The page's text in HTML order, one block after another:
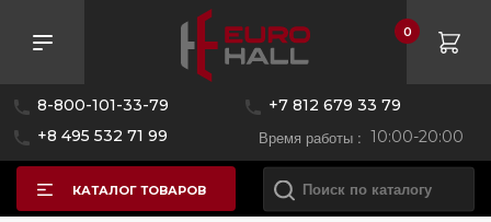
8-800-101-33-79
+7 812 679 33 79
+8 495 532 71 99
Время работы : 10:00-20:00
0
КАТАЛОГ ТОВАРОВ